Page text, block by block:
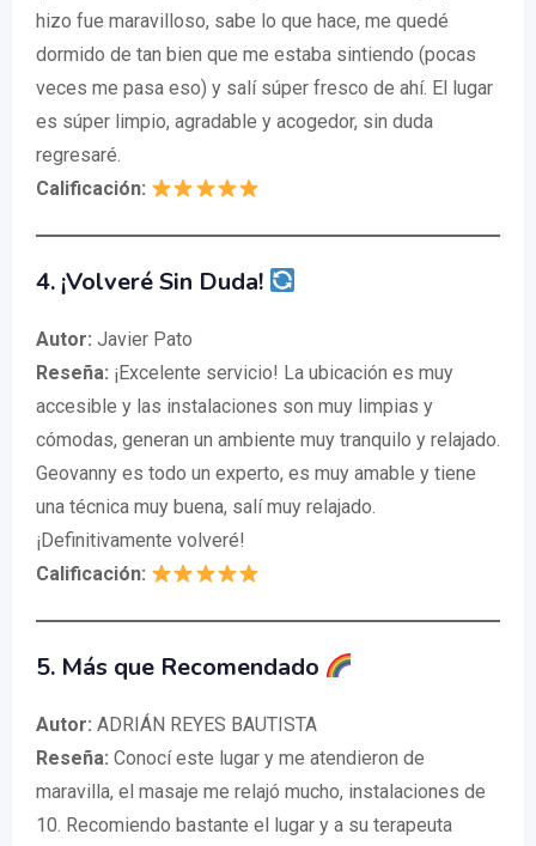
hizo fue maravilloso, sabe lo que hace, me quedé
dormido de tan bien que me estaba sintiendo (pocas
veces me pasa eso) y salí súper fresco de ahí. El lugar
es súper limpio, agradable y acogedor, sin duda
regresaré.
Calificación:
4. ¡Volveré Sin Duda!
Autor: Javier Pato
Reseña: ¡Excelente servicio! La ubicación es muy
accesible y las instalaciones son muy limpias y
cómodas, generan un ambiente muy tranquilo y relajado.
Geovanny es todo un experto, es muy amable y tiene
una técnica muy buena, salí muy relajado.
¡Definitivamente volveré!
Calificación:
5. Más que Recomendado
Autor: ADRIÁN REYES BAUTISTA
Reseña: Conocí este lugar y me atendieron de
maravilla, el masaje me relajó mucho, instalaciones de
10. Recomiendo bastante el lugar y a su terapeuta